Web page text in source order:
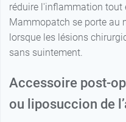
réduire l'inflammation tout
Mammopatch se porte au
lorsque les lésions
sans suintement.
Accessoire post-
ou liposuccion de